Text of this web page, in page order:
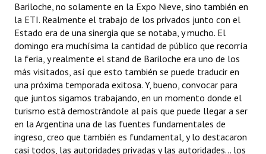
Bariloche, no solamente en la Expo Nieve, sino también en
la ETI. Realmente el trabajo de los privados junto con el
Estado era de una sinergia que se notaba, y mucho. El
domingo era muchísima la cantidad de público que recorría
la feria, y realmente el stand de Bariloche era uno de los
más visitados, así que esto también se puede traducir en
una próxima temporada exitosa. Y, bueno, convocar para
que juntos sigamos trabajando, en un momento donde el
turismo está demostrándole al país que puede llegar a ser
en la Argentina una de las fuentes fundamentales de
ingreso, creo que también es fundamental, y lo destacaron
casi todos, las autoridades privadas y las autoridades... los